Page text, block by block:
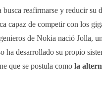
reafirmarse y reducir su
capaz de competir con los
de Nokia nació Jolla,
ha desarrollado su propio
que se postula como la